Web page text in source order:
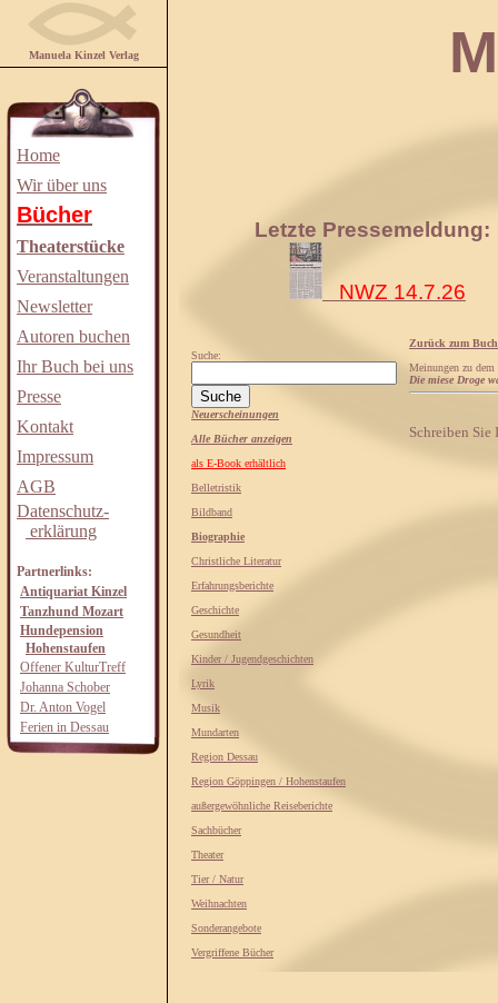
Manuela Kinzel Verlag
Home
Wir über uns
Bücher
Theaterstücke
Veranstaltungen
Newsletter
Autoren buchen
Ihr Buch bei uns
Presse
Kontakt
Impressum
AGB
Datenschutz-
erklärung
Partnerlinks:
Antiquariat Kinzel
Tanzhund Mozart
Hundepension
Hohenstaufen
Offener KulturTreff
Johanna Schober
Dr. Anton Vogel
Ferien in Dessau
Letzte Pressemeldung:
NWZ 14.7.26
Suche:
Neuerscheinungen
Alle Bücher anzeigen
als E-Book erhältlich
Belletristik
Bildband
Biographie
Christliche Literatur
Erfahrungsberichte
Geschichte
Gesundheit
Kinder / Jugendgeschichten
Lyrik
Musik
Mundarten
Region Dessau
Region Göppingen / Hohenstaufen
außergewöhnliche Reiseberichte
Sachbücher
Theater
Tier / Natur
Weihnachten
Sonderangebote
Vergriffene Bücher
Zurück zum Buch
Meinungen zu
Die miese Droge
Schreiben